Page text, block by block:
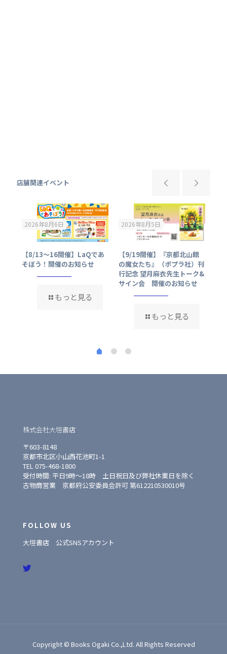
店舗関連イベント
2026年8月6日
【8/13～16開催】LaQであ
そぼう！開催のお知らせ
もっと見る
2026年8月5日
【9/19開催】『京都北山館
の魔女たち』（ポプラ社）刊
行記念 望月麻衣先生トーク&
サイン会 開催のお知らせ
もっと見る
株式会社大垣書店
〒603-8148
京都市北区小山西花池町1-1
TEL 075-468-1800
受付時間: 平日9時〜18時 土日祝日及び弊社休業日を除く
古物商営業 京都府公安委員会許可 第612210530010号
FOLLOW US
大垣書店 公式SNSアカウント
Copyright © Books Ogaki Co.,Ltd. All Rights Reserved